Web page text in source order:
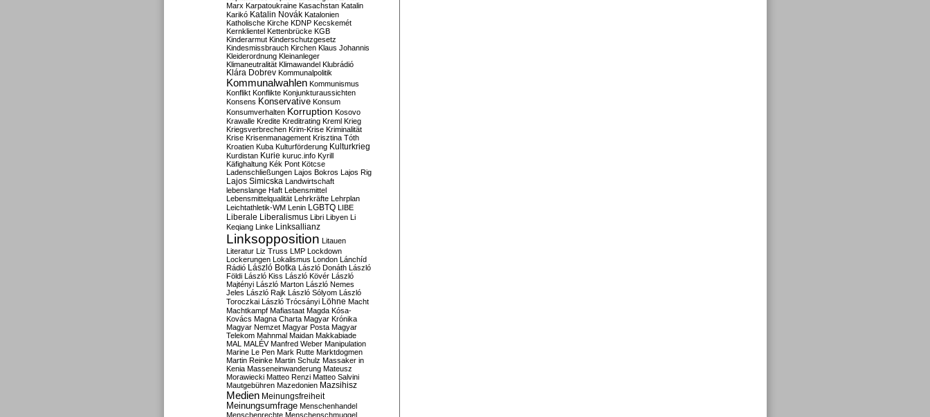
Marx Karpatoukraine Kasachstan Katalin
Karikó Katalin Novák Katalonien
Katholische Kirche KDNP Kecskemét
Kernklientel Kettenbrücke KGB
Kinderarmut Kinderschutzgesetz
Kindesmissbrauch Kirchen Klaus Johannis
Kleiderordnung Kleinanleger
Klimaneutralität Klimawandel Klubrádió
Klára Dobrev Kommunalpolitik
Kommunalwahlen Kommunismus
Konflikt Konflikte Konjunkturaussichten
Konsens Konservative Konsum
Konsumverhalten Korruption Kosovo
Krawalle Kredite Kreditrating Kreml Krieg
Kriegsverbrechen Krim-Krise Kriminalität
Krise Krisenmanagement Krisztina Tóth
Kroatien Kuba Kulturförderung Kulturkrieg
Kurdistan Kurie kuruc.info Kyrill
Käfighaltung Kék Pont Kötcse
Ladenschließungen Lajos Bokros Lajos Rig
Lajos Simicska Landwirtschaft
lebenslange Haft Lebensmittel
Lebensmittelqualität Lehrkräfte Lehrplan
Leichtathletik-WM Lenin LGBTQ LIBE
Liberale Liberalismus Libri Libyen Li
Keqiang Linke Linksallianz
Linksopposition Litauen
Literatur Liz Truss LMP Lockdown
Lockerungen Lokalismus London Lánchíd
Rádió
László Botka László Donáth László
Földi László Kiss László Kövér László
Majtényi László Marton László Nemes
Jeles László Rajk László Sólyom László
Toroczkai László Trócsányi Löhne Macht
Machtkampf Mafiastaat Magda Kósa-
Kovács Magna Charta Magyar Krónika
Magyar Nemzet Magyar Posta Magyar
Telekom Mahnmal Maidan Makkabiade
MAL MALÉV Manfred Weber Manipulation
Marine Le Pen Mark Rutte Marktdogmen
Martin Reinke Martin Schulz Massaker in
Kenia Masseneinwanderung Mateusz
Morawiecki Matteo Renzi Matteo Salvini
Mautgebühren Mazedonien Mazsihisz
Medien Meinungsfreiheit
Meinungsumfrage Menschenhandel
Menschenrechte Menschenschmuggel